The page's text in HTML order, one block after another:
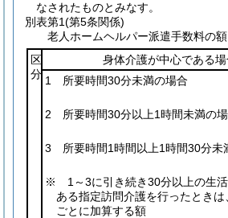
なされたものとみなす。
別表第1(第5条関係)
老人ホームヘルパー派遣手数料の額
区
分
身体介護が中心である場
1 所要時間30分未満の場合
2 所要時間30分以上1時間未満の
3 所要時間1時間以上1時間30分未
※ 1～3に引き続き30分以上の生
ある指定訪問介護を行ったとき
ごとに加算する額